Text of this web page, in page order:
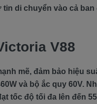
di chuyển vào cả ban
V88
mẽ, đảm bảo hiệu
và bộ ắc quy 60V.
tốc độ tối đa lên đến